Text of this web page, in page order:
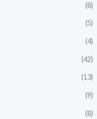
(8)
(5)
(4)
(42)
(13)
(9)
(8)